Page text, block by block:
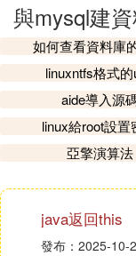
我們先建一
表語句如下:
CREATE
DEMO
(
SEX
PRIMARY
與mysql建
如何查看資料庫
linuxntfs格式
aide導入源
linux給root設置
亞擎演算法
java返回this
發布：2025-10-